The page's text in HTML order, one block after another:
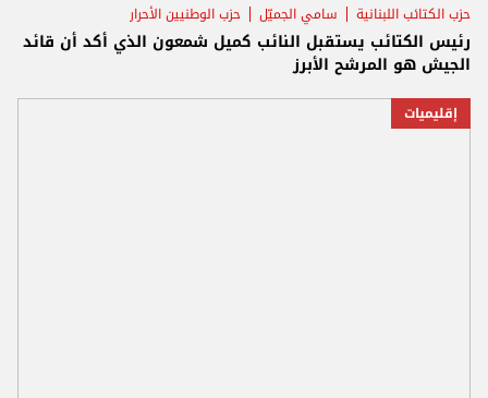
حزب الكتائب اللبنانية سامي الجميّل حزب الوطنيين الأحرار
رئيس الكتائب يستقبل النائب كميل شمعون الذي أكد أن قائد
الجيش هو المرشح الأبرز
إقليميات